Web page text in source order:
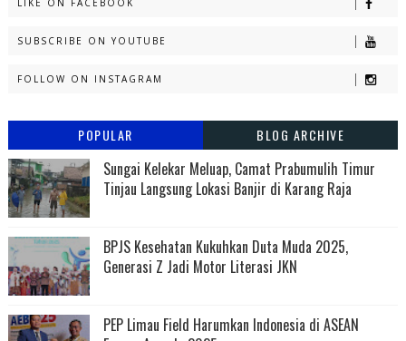
LIKE ON FACEBOOK
SUBSCRIBE ON YOUTUBE
FOLLOW ON INSTAGRAM
POPULAR BLOG ARCHIVE
Sungai Kelekar Meluap, Camat Prabumulih Timur
Tinjau Langsung Lokasi Banjir di Karang Raja
BPJS Kesehatan Kukuhkan Duta Muda 2025,
Generasi Z Jadi Motor Literasi JKN
PEP Limau Field Harumkan Indonesia di ASEAN